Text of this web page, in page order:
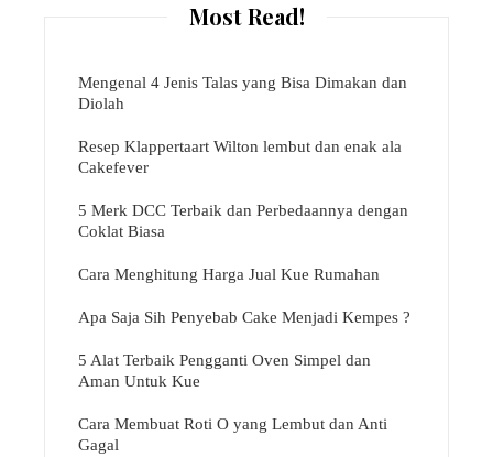
Most Read!
Mengenal 4 Jenis Talas yang Bisa Dimakan dan
Diolah
Resep Klappertaart Wilton lembut dan enak ala
Cakefever
5 Merk DCC Terbaik dan Perbedaannya dengan
Coklat Biasa
Cara Menghitung Harga Jual Kue Rumahan
Apa Saja Sih Penyebab Cake Menjadi Kempes ?
5 Alat Terbaik Pengganti Oven Simpel dan
Aman Untuk Kue
Cara Membuat Roti O yang Lembut dan Anti
Gagal